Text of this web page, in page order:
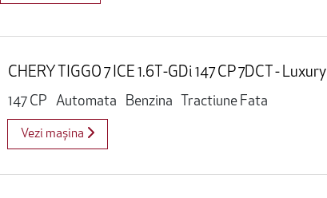
CHERY TIGGO 7 ICE 1.6T-GDi 147 CP 7DCT - Luxury
147 CP
Automata Benzina Tractiune Fata
Vezi mașina